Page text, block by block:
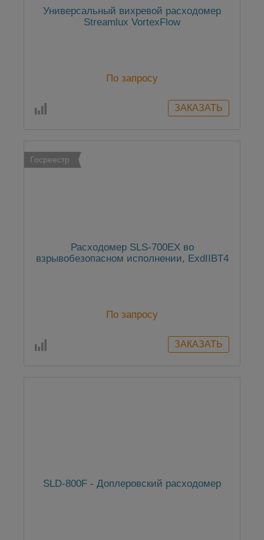
Универсальный вихревой расходомер
Streamlux VortexFlow
По запросу
Госреестр
Расходомер SLS-700EX во
взрывобезопасном исполнении, ExdIIBT4
По запросу
SLD-800F - Доплеровский расходомер